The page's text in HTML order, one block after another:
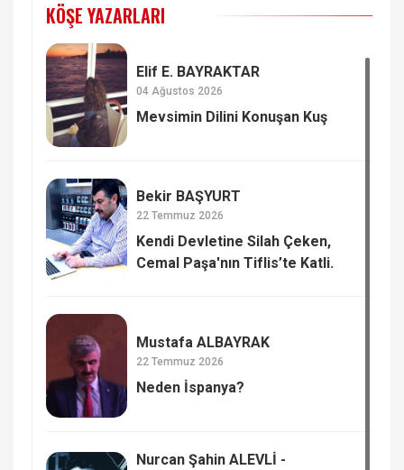
KÖŞE YAZARLARI
Elif E. BAYRAKTAR
04 Ağustos 2026
Mevsimin Dilini Konuşan Kuş
Bekir BAŞYURT
22 Temmuz 2026
Kendi Devletine Silah Çeken,
Cemal Paşa'nın Tiflis’te Katli.
Mustafa ALBAYRAK
22 Temmuz 2026
Neden İspanya?
Nurcan Şahin ALEVLİ -